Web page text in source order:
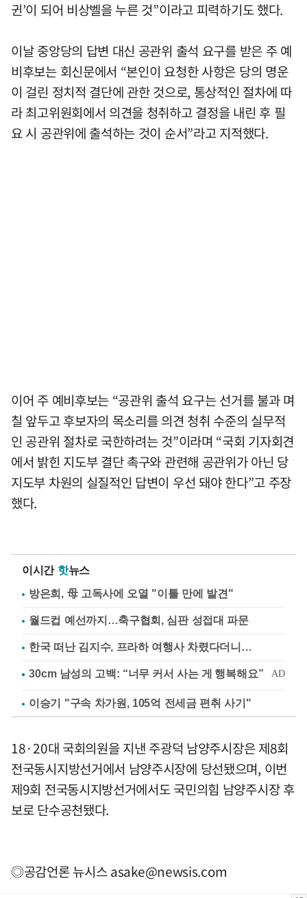
귄’이 되어 비상벨을 누른 것”이라고 피력하기도 했다.
이날 중앙당의 답변 대신 공관위 출석 요구를 받은 주 예
비후보는 회신문에서 “본인이 요청한 사항은 당의 명운
이 걸린 정치적 결단에 관한 것으로, 통상적인 절차에 따
라 최고위원회에서 의견을 청취하고 결정을 내린 후 필
요 시 공관위에 출석하는 것이 순서”라고 지적했다.
이어 주 예비후보는 “공관위 출석 요구는 선거를 불과 며
칠 앞두고 후보자의 목소리를 의견 청취 수준의 실무적
인 공관위 절차로 국한하려는 것”이라며 “국회 기자회견
에서 밝힌 지도부 결단 촉구와 관련해 공관위가 아닌 당
지도부 차원의 실질적인 답변이 우선 돼야 한다”고 주장
했다.
이시간 핫뉴스
방은희, 母 고독사에 오열 "이틀 만에 발견"
월드컵 예선까지…축구협회, 심판 성접대 파문
한국 떠난 김지수, 프라하 여행사 차렸다더니…
이승기 "구속 차가원, 105억 전세금 편취 사기"
18·20대 국회의원을 지낸 주광덕 남양주시장은 제8회
전국동시지방선거에서 남양주시장에 당선됐으며, 이번
제9회 전국동시지방선거에서도 국민의힘 남양주시장 후
보로 단수공천됐다.
◎공감언론 뉴시스asake@newsis.com